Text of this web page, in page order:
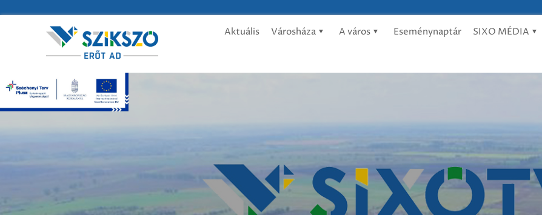
Aktuális Városháza A város Eseménynaptár SIXO MÉDIA